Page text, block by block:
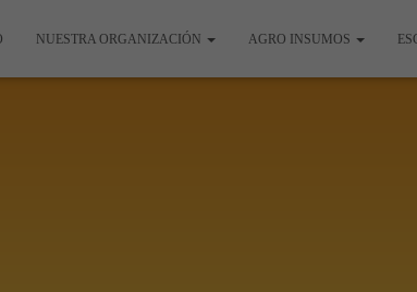
NUESTRA ORGANIZACIÓN AGRO INSUMOS